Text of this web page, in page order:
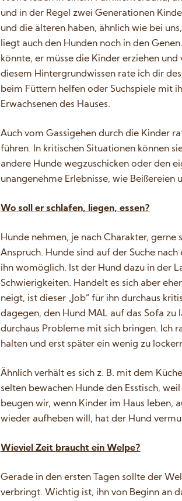
und in der Regel zwei Generationen
und die älteren haben, ähnlich wie bei
liegt auch den Hunden noch in den
könnte, er müsse die Kinder erziehen
diesem Hintergrundwissen rate ich dir
beim Füttern helfen oder Suchspiele mit
Erwachsenen des Hauses.
Auch vom Gassigehen durch die Kinder
führen. In kritischen Situationen können
andere Hunde wegzuschicken oder den
unangenehme Erlebnisse, wie Beißereien
Wo soll er schlafen, liegen, essen?
Hunde nehmen, je nach Charakter,
Anspruch. Hunde sind auf der Suche
ihn womöglich. Ist der Hund dazu in der
Schwierigkeiten. Handelt es sich aber
neigt, ist dieser „Job“ für ihn durchaus
dagegen, den Hund MAL auf das Sofa zu
durchaus Probleme mit sich bringen. Ich
halten und erst später ein wenig zu
Ähnlich verhält es sich z. B. mit dem
selten bewachen Hunde den Esstisch,
beugen wir, wenn Kinder im Haus leben,
wieder aufheben will, hat der Hund
Wieviel Zeit braucht ein Welpe?
Gerade in den ersten Tagen sollte der
verbringt. Wichtig ist, ihn von Beginn an